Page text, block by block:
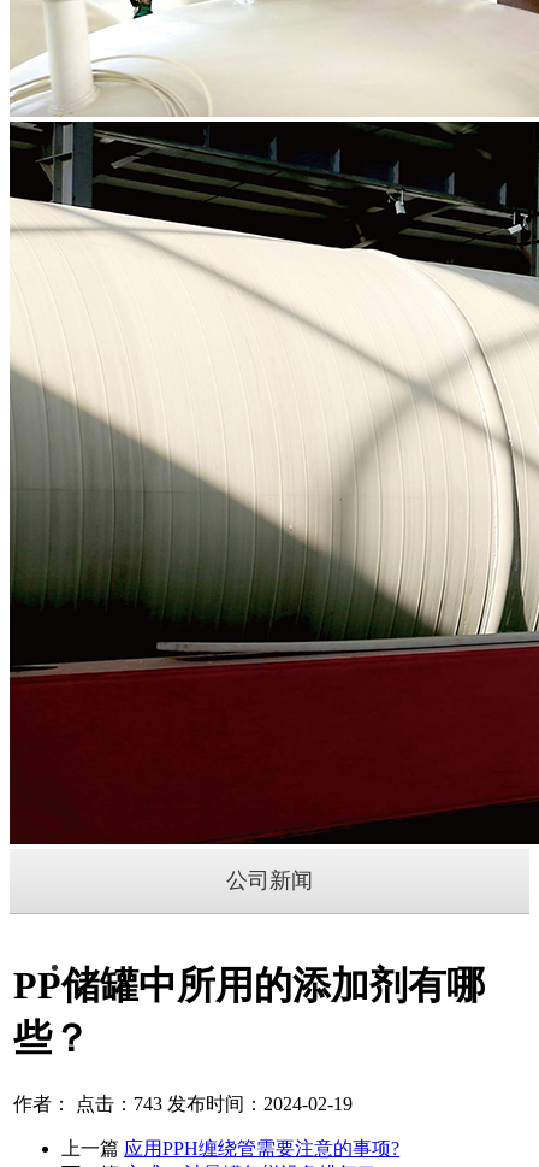
公司新闻
PP储罐中所用的添加剂有哪
些？
作者： 点击：743 发布时间：2024-02-19
上一篇 应用PPH缠绕管需要注意的事项?